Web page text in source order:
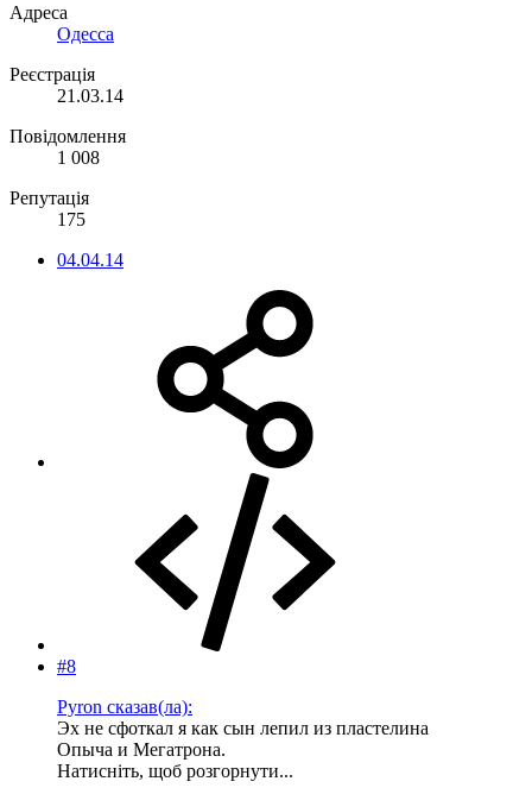
Адреса
Одесса
Реєстрація
21.03.14
Повідомлення
1 008
Репутація
175
04.04.14
#8
Pyron сказав(ла):
Эх не сфоткал я как сын лепил из пластелина
Опыча и Мегатрона.
Натисніть, щоб розгорнути...